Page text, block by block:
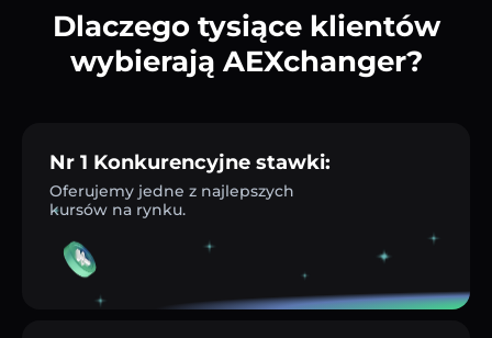
Dlaczego tysiące klientów
wybierają AEXchanger?
Nr 1 Konkurencyjne stawki:
Oferujemy jedne z najlepszych
kursów na rynku.